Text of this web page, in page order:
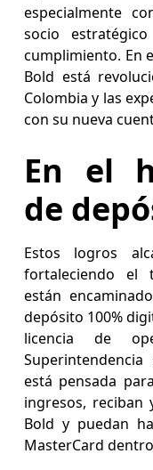
especialmente
socio
cumplimiento. En
Bold está
Colombia y las
con su nueva
En el
de
Estos logros
fortaleciendo el
están
depósito 100%
licencia de
está pensada
ingresos, reciban
Bold y puedan
MasterCard